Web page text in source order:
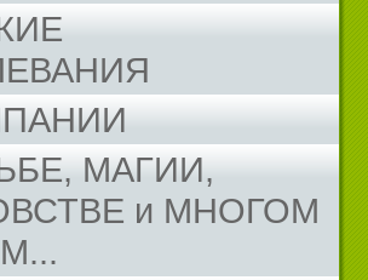
МАГИИ,
и МНОГОМ